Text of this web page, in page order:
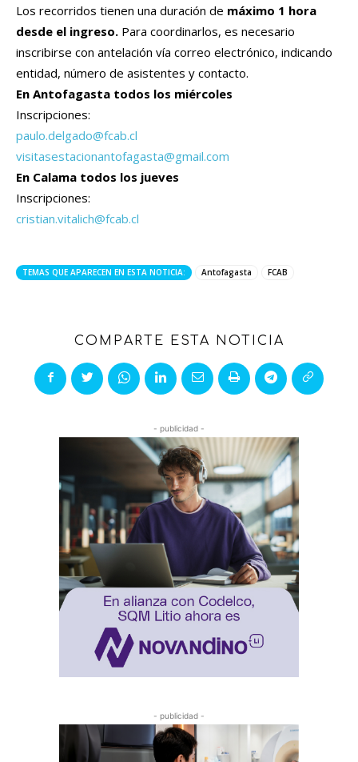
Los recorridos tienen una duración de máximo 1 hora
desde el ingreso. Para coordinarlos, es necesario
inscribirse con antelación vía correo electrónico, indicando
entidad, número de asistentes y contacto.
En Antofagasta todos los miércoles
Inscripciones:
paulo.delgado@fcab.cl
visitasestacionantofagasta@gmail.com
En Calama todos los jueves
Inscripciones:
cristian.vitalich@fcab.cl
TEMAS QUE APARECEN EN ESTA NOTICIA: Antofagasta FCAB
COMPARTE ESTA NOTICIA
- publicidad -
- publicidad -